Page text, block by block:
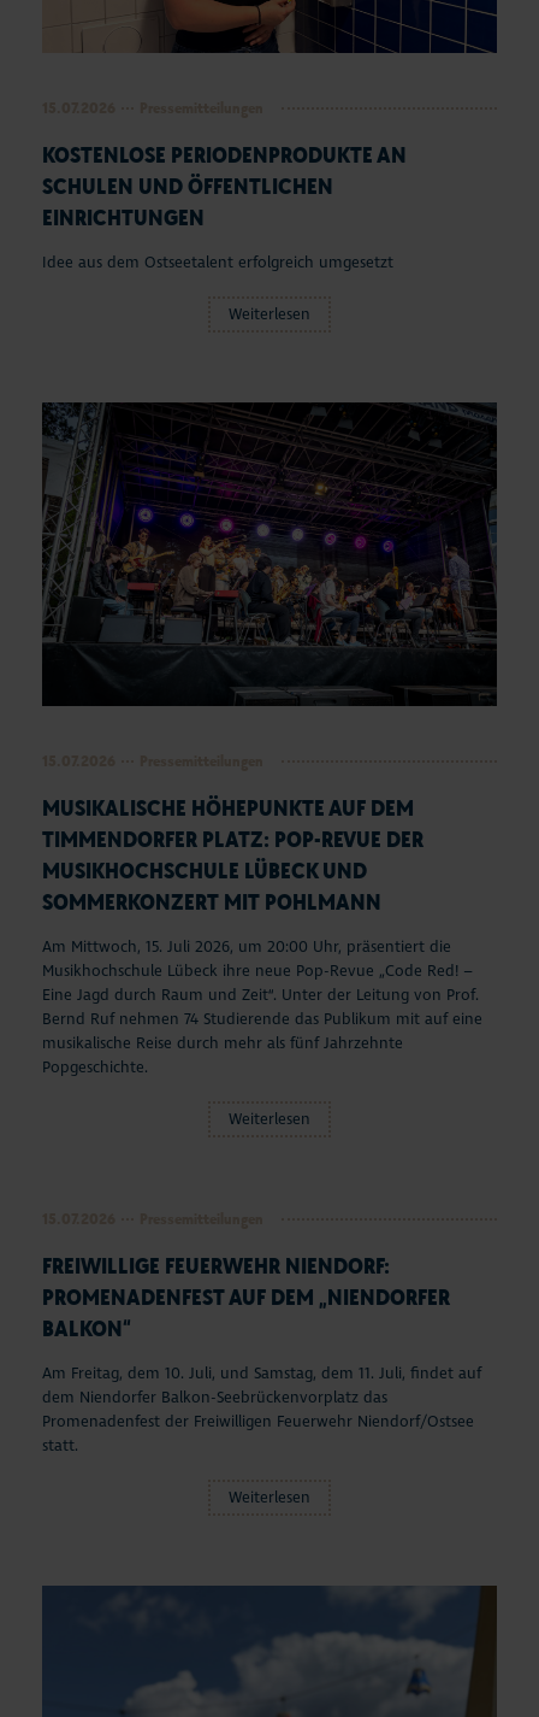
KOSTENLOSE PERIODENPRODUKTE AN
SCHULEN UND ÖFFENTLICHEN
EINRICHTUNGEN
Idee aus dem Ostseetalent erfolgreich umgesetzt
Weiterlesen
MUSIKALISCHE HÖHEPUNKTE AUF DEM
TIMMENDORFER PLATZ: POP-REVUE DER
MUSIKHOCHSCHULE LÜBECK UND
SOMMERKONZERT MIT POHLMANN
Am Mittwoch, 15. Juli 2026, um 20:00 Uhr, präsentiert die
Musikhochschule Lübeck ihre neue Pop-Revue „Code Red! –
Eine Jagd durch Raum und Zeit“. Unter der Leitung von Prof.
Bernd Ruf nehmen 74 Studierende das Publikum mit auf eine
musikalische Reise durch mehr als fünf Jahrzehnte
Popgeschichte.
Weiterlesen
FREIWILLIGE FEUERWEHR NIENDORF:
PROMENADENFEST AUF DEM „NIENDORFER
BALKON“
Am Freitag, dem 10. Juli, und Samstag, dem 11. Juli, findet auf
dem Niendorfer Balkon-Seebrückenvorplatz das
Promenadenfest der Freiwilligen Feuerwehr Niendorf/Ostsee
statt.
Weiterlesen